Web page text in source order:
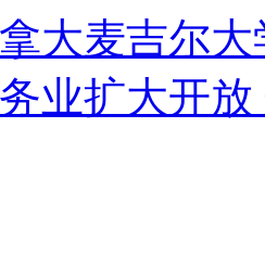
大麦吉尔
业扩大开